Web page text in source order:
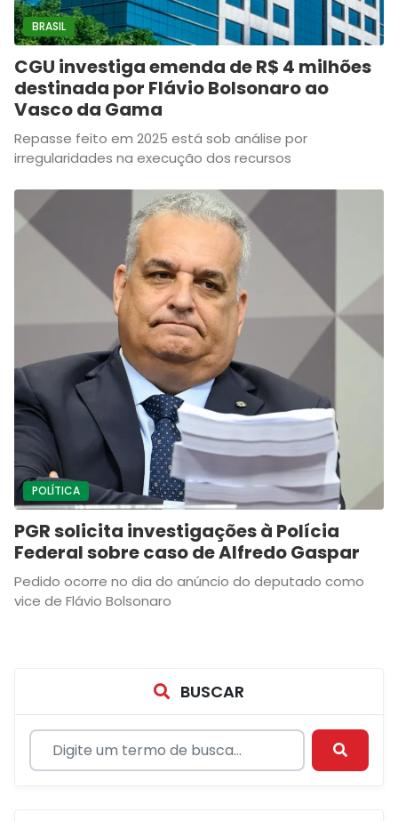
BRASIL
CGU investiga emenda de R$ 4 milhões
destinada por Flávio Bolsonaro ao
Vasco da Gama
Repasse feito em 2025 está sob análise por
irregularidades na execução dos recursos
POLÍTICA
PGR solicita investigações à Polícia
Federal sobre caso de Alfredo Gaspar
Pedido ocorre no dia do anúncio do deputado como
vice de Flávio Bolsonaro
BUSCAR